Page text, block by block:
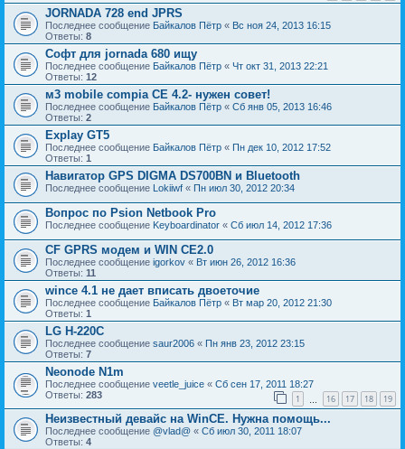
JORNADA 728 end JPRS
Последнее сообщение Байкалов Пётр « Вс ноя 24, 2013 16:15
Ответы: 8
Софт для jornada 680 ищу
Последнее сообщение Байкалов Пётр « Чт окт 31, 2013 22:21
Ответы: 12
м3 mobile compia CE 4.2- нужен совет!
Последнее сообщение Байкалов Пётр « Сб янв 05, 2013 16:46
Ответы: 2
Explay GT5
Последнее сообщение Байкалов Пётр « Пн дек 10, 2012 17:52
Ответы: 1
Навигатор GPS DIGMA DS700BN и Bluetooth
Последнее сообщение Lokiiwf « Пн июл 30, 2012 20:34
Вопрос по Psion Netbook Pro
Последнее сообщение Keyboardinator « Сб июл 14, 2012 17:36
СF GPRS модем и WIN CE2.0
Последнее сообщение igorkov « Вт июн 26, 2012 16:36
Ответы: 11
wince 4.1 не дает вписать двоеточие
Последнее сообщение Байкалов Пётр « Вт мар 20, 2012 21:30
Ответы: 1
LG H-220C
Последнее сообщение saur2006 « Пн янв 23, 2012 23:15
Ответы: 7
Neonode N1m
Последнее сообщение veetle_juice « Сб сен 17, 2011 18:27
Ответы: 283 1 16 17 18 19
Неизвестный девайс на WinCE. Нужна помощь...
Последнее сообщение @vlad@ « Сб июл 30, 2011 18:07
Ответы: 4